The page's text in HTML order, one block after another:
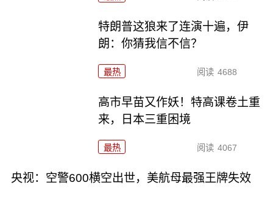
特朗普这狼来了连演十遍，伊
朗：你猜我信不信？
最热 阅读 4688
高市早苗又作妖！特高课卷土重
来，日本三重困境
最热 阅读 4067
央视：空警600横空出世，美航母最强王牌失效